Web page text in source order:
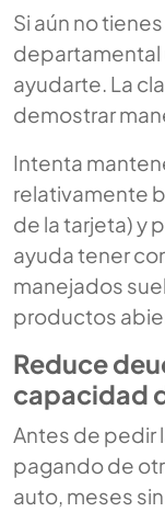
Si aún no
departamental
ayudarte. La
demostrar
Intenta
relativamente
de la tarjeta) y
ayuda tener
manejados
productos
Reduce
capacidad
Antes de pedir
pagando de
auto, meses